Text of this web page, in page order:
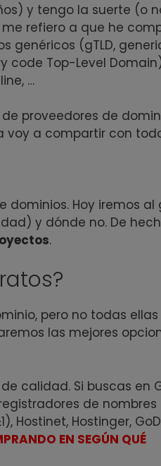
y tengo la suerte (o
refiero a que he
genéricos (gTLD,
code Top-Level
…
proveedores de
voy a compartir con
dominios. Hoy iremos al
y dónde no. De
.
pero no todas ellas
las mejores
calidad. Si buscas en
de nombres
Hostinet, Hostinger,
EN SEGÚN QUÉ